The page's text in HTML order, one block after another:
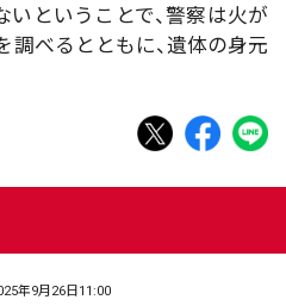
いということで、警察は火が
べるとともに、遺体の身元
年9月26日11:00